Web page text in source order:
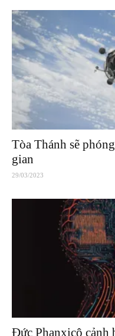
Tòa Thánh sẽ
gian
29/03/2023
Đức Phanxicô cảnh